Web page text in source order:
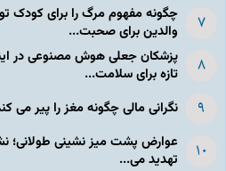
چگونه مفهوم مرگ را برای کودک
والدین برای صحبت...
پزشکان جعلی هوش مصنوعی در
تازه برای سلامت...
نگرانی مالی چگونه مغز را پیر می
عوارض پشت میز نشینی طولانی؛
تهدید می...